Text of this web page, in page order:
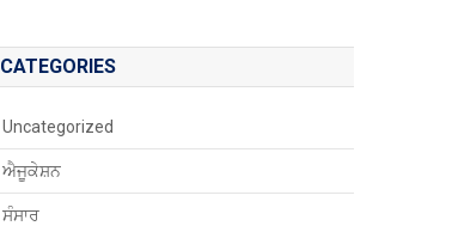
CATEGORIES
Uncategorized
ਐਜੂਕੇਸ਼ਨ
ਸੰਸਾਰ